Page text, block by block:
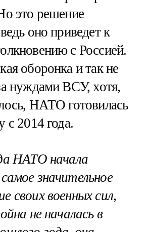
это решение
оно приведет к
с Россией.
оборонка и так не
нуждами ВСУ, хотя,
НАТО готовилась
с 2014 года.
НАТО начала
значительное
своих военных сил,
не началась в